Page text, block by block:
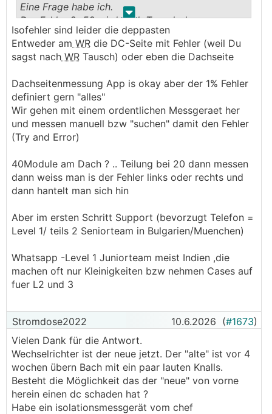
. .
Eine Frage habe ich.
Der Fehler 8x58 wird nach Tausch des
Wechselrichters angezeigt. Die Messung sagt
-1%
Das verwirrt mich etwas. Ist das dann "vor" dem
erkannt.
Isofehler sind leider die deppasten
Entweder am WR die DC-Seite mit Fehler (weil Du
sagst nach WR Tausch) oder eben die Dachseite
Dachseitenmessung App is okay aber der 1% Fehler
definiert gern "alles"
Wir gehen mit einem ordentlichen Messgeraet her
und messen manuell bzw "suchen" damit den Fehler
(Try and Error)
40Module am Dach ? .. Teilung bei 20 dann messen
dann weiss man is der Fehler links oder rechts und
dann hantelt man sich hin
Aber im ersten Schritt Support (bevorzugt Telefon =
Level 1/ teils 2 Seniorteam in Bulgarien/Muenchen)
Whatsapp -Level 1 Juniorteam meist Indien ,die
machen oft nur Kleinigkeiten bzw nehmen Cases auf
fuer L2 und 3
Stromdose2022 10.6.2026 (#1673)
Vielen Dank für die Antwort.
Wechselrichter ist der neue jetzt. Der "alte" ist vor 4
wochen übern Bach mit ein paar lauten Knalls.
Besteht die Möglichkeit das der "neue" von vorne
herein einen dc schaden hat ?
Habe ein isolationsmessgerät vom chef